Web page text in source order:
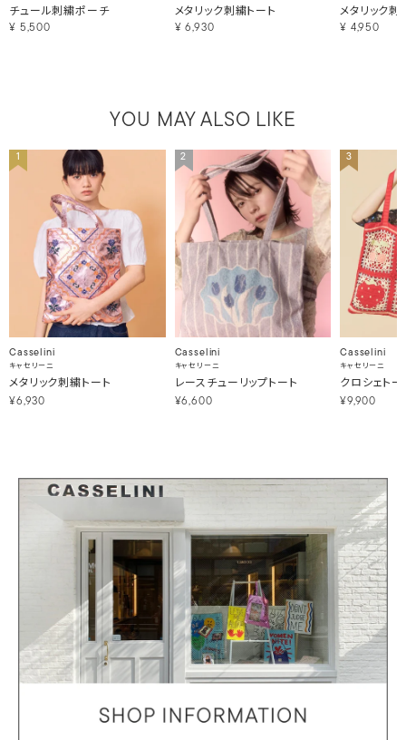
チュール刺繍ポーチ
¥ 5,500
メタリック刺繍トート
¥ 6,930
メタリック
¥ 4,950
YOU MAY ALSO LIKE
1
Casselini
キャセリーニ
メタリック刺繍トート
¥6,930
2
Casselini
キャセリーニ
レースチューリップトート
¥6,600
3
Casselini
キャセリーニ
クロシェトー
¥9,900